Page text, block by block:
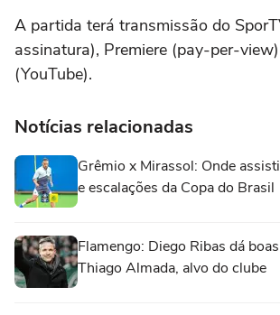
A partida terá transmissão do
assinatura), Premiere (pay-per-
(YouTube).
Notícias relacionadas
Grêmio x Mirassol: Onde
e escalações da Copa do Brasil
Flamengo: Diego Ribas dá
Thiago Almada, alvo do clube